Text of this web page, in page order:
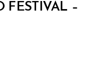
FESTIVAL –